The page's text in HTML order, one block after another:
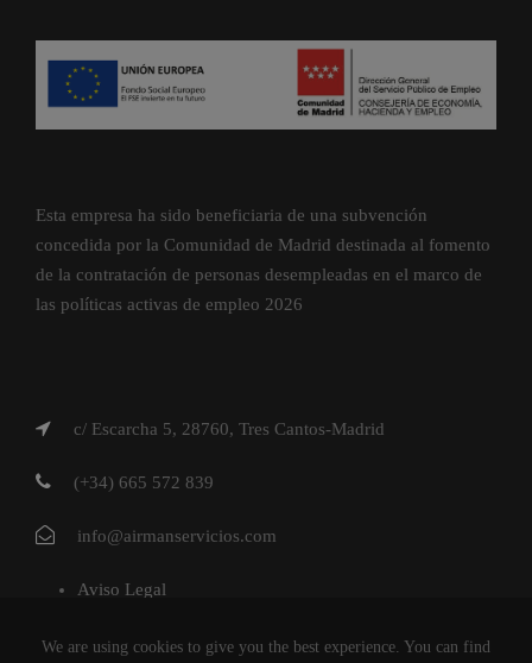
Esta empresa ha sido beneficiaria de una subvención
concedida por la Comunidad de Madrid destinada al fomento
de la contratación de personas desempleadas en el marco de
las políticas activas de empleo 2026
c/ Escarcha 5, 28760, Tres Cantos-Madrid
(+34) 665 572 839
info@airmanservicios.com
Aviso Legal
Política de Cookies
We are using cookies to give you the best experience. You can find